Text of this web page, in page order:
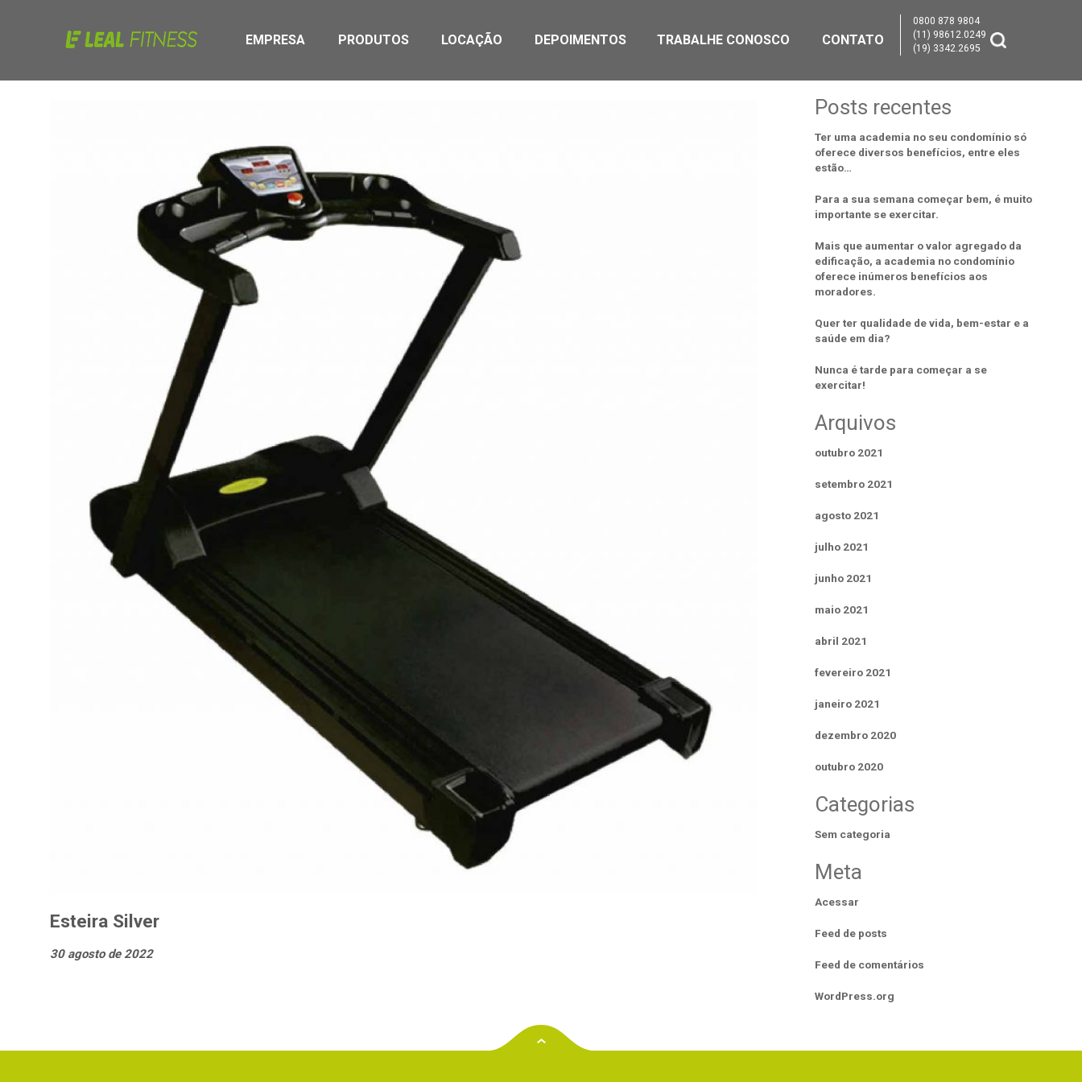
EMPRESA PRODUTOS LOCAÇÃO DEPOIMENTOS TRABALHE CONOSCO CONTATO
0800 878 9804
(11) 98612.0249
(19) 3342.2695
Esteira Silver
30 agosto de 2022
Posts recentes
Ter uma academia no seu condomínio só
oferece diversos benefícios, entre eles
estão…
Para a sua semana começar bem, é muito
importante se exercitar.
Mais que aumentar o valor agregado da
edificação, a academia no condomínio
oferece inúmeros benefícios aos
moradores.
Quer ter qualidade de vida, bem-estar e a
saúde em dia?
Nunca é tarde para começar a se
exercitar!
Arquivos
outubro 2021
setembro 2021
agosto 2021
julho 2021
junho 2021
maio 2021
abril 2021
fevereiro 2021
janeiro 2021
dezembro 2020
outubro 2020
Categorias
Sem categoria
Meta
Acessar
Feed de posts
Feed de comentários
WordPress.org